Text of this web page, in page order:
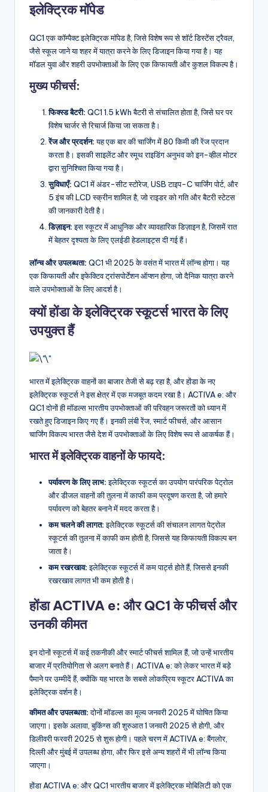
इलेक्ट्रिक मॉपेड
QC1 एक कॉम्पैक्ट इलेक्ट्रिक मॉपेड है, जिसे विशेष रूप से शॉर्ट डिस्टेंस ट्रैवल,
जैसे स्कूल जाने या शहर में यात्रा करने के लिए डिजाइन किया गया है। यह
मॉडल युवा और शहरी उपभोक्ताओं के लिए एक किफायती और कुशल विकल्प है।
मुख्य फीचर्स:
फिक्स्ड बैटरी: QC1 1.5 kWh बैटरी से संचालित होता है, जिसे घर पर
विशेष चार्जर से रिचार्ज किया जा सकता है।
रेंज और प्रदर्शन:यह एक बार की चार्जिंग में 80 किमी की रेंज प्रदान
करता है। इसकी साइलेंट और स्मूथ राइडिंग अनुभव को इन-व्हील मोटर
द्वारा सुनिश्चित किया गया है।
सुविधाएँ: QC1 में अंडर-सीट स्टोरेज, USB टाइप-C चार्जिंग पोर्ट, और
5 इंच की LCD स्क्रीन शामिल है, जो राइडर को गति और बैटरी स्टेटस
की जानकारी देती है।
डिज़ाइन:इस स्कूटर में आधुनिक और व्यावहारिक डिज़ाइन है, जिसमें रात
में बेहतर दृश्यता के लिए एलईडी हेडलाइट्स दी गई हैं।
लॉन्च और उपलब्धता: QC1 भी 2025 के वसंत में भारत में लॉन्च होगा। यह
एक किफायती और इफेक्टिव ट्रांसपोर्टेशन ऑप्शन होगा, जो दैनिक यात्रा करने
वाले उपभोक्ताओं के लिए आदर्श है।
क्यों होंडा के इलेक्ट्रिक स्कूटर्स भारत के लिए
उपयुक्त हैं
भारत में इलेक्ट्रिक वाहनों का बाजार तेजी से बढ़ रहा है, और होंडा के नए
इलेक्ट्रिक स्कूटर्स ने इस क्षेत्र में एक मजबूत कदम रखा है। ACTIVA e: और
QC1 दोनों ही मॉडल्स भारतीय उपभोक्ताओं की परिवहन जरूरतों को ध्यान में
रखते हुए डिजाइन किए गए हैं। इनकी लंबी रेंज, स्मार्ट फीचर्स, और आसान
चार्जिंग विकल्प भारत जैसे देश में उपभोक्ताओं के लिए विशेष रूप से आकर्षक हैं।
भारत में इलेक्ट्रिक वाहनों के फायदे:
पर्यावरण के लिए लाभ:इलेक्ट्रिक स्कूटर्स का उपयोग पारंपरिक पेट्रोल
और डीजल वाहनों की तुलना में काफी कम प्रदूषण करता है, जो हमारे
पर्यावरण को बेहतर बनाने में मदद करता है।
कम चलने की लागत:इलेक्ट्रिक स्कूटर्स की संचालन लागत पेट्रोल
स्कूटर्स की तुलना में काफी कम होती है, जिससे यह किफायती विकल्प बन
जाता है।
कम रखरखाव:इलेक्ट्रिक स्कूटर्स में कम पार्ट्स होते हैं, जिससे इनकी
रखरखाव लागत भी कम होती है।
होंडा ACTIVA e: और QC1 के फीचर्स और
उनकी कीमत
इन दोनों स्कूटर्स में कई तकनीकी और स्मार्ट फीचर्स शामिल हैं, जो उन्हें भारतीय
बाजार में प्रतियोगिता से अलग बनाते हैं। ACTIVA e: को लेकर भारत में बड़े
पैमाने पर उम्मीदें हैं, क्योंकि यह भारत के सबसे लोकप्रिय स्कूटर ACTIVA का
इलेक्ट्रिक वर्शन है।
कीमत और उपलब्धता:दोनों मॉडल्स का मूल्य जनवरी 2025 में घोषित किया
जाएगा। इसके अलावा, बुकिंग्स की शुरुआत 1 जनवरी 2025 से होगी, और
डिलीवरी फरवरी 2025 से शुरू होगी। पहले चरण में ACTIVA e: बैंगलोर,
दिल्ली और मुंबई में उपलब्ध होगा, और फिर इसे अन्य शहरों में भी लॉन्च किया
जाएगा।
होंडा ACTIVA e: और QC1 भारतीय बाजार में इलेक्ट्रिक मोबिलिटी को एक